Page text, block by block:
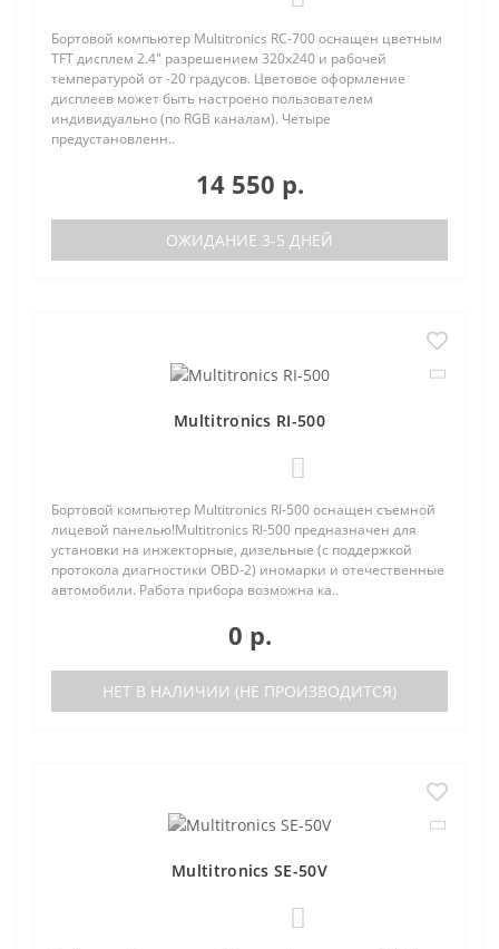
Бортовой компьютер Multitronics RC-700 оснащен цветным
TFT дисплем 2.4" разрешением 320х240 и рабочей
температурой от -20 градусов. Цветовое оформление
дисплеев может быть настроено пользователем
индивидуально (по RGB каналам). Четыре
предустановленн..
14 550 р.
ОЖИДАНИЕ 3-5 ДНЕЙ
Multitronics RI-500
Бортовой компьютер Multitronics RI-500 оснащен съемной
лицевой панелью!Multitronics RI-500 предназначен для
установки на инжекторные, дизельные (с поддержкой
протокола диагностики OBD-2) иномарки и отечественные
автомобили. Работа прибора возможна ка..
0 р.
НЕТ В НАЛИЧИИ (НЕ ПРОИЗВОДИТСЯ)
Multitronics SE-50V